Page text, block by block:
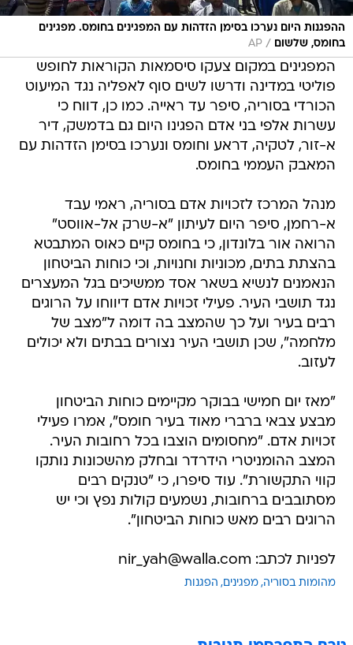
ההפגנות היום נערכו בסימן הזדהות עם המפגינים בחומס. מפגינים
בחומס, שלשום
/
AP
המפגינים במקום צעקו סיסמאות הקוראות לחופש
פוליטי במדינה ודרשו לשים סוף לאפליה נגד המיעוט
הכורדי בסוריה, סיפר עד ראייה. כמו כן, דווח כי
עשרות אלפי בני אדם הפגינו היום גם בדמשק, דיר
א-זור, לטקיה, דראע וחומס ונערכו בסימן הזדהות עם
המאבק העממי בחומס.
מנהל המרכז לזכויות אדם בסוריה, ראמי עבד
א-רחמן, סיפר היום לעיתון "א-שרק אל-אווסט"
הרואה אור בלונדון, כי בחומס קיים כאוס המתבטא
בהצתת בתים, מכוניות וחנויות, וכי כוחות הביטחון
הנאמנים לנשיא בשאר אסד ממשיכים בגל המעצרים
נגד תושבי העיר. פעילי זכויות אדם דיווחו על הרוגים
רבים בעיר ועל כך שהמצב בה דומה ל"מצב של
מלחמה", שכן תושבי העיר נצורים בבתים ולא יכולים
לעזוב.
"מאז יום חמישי בבוקר מקיימים כוחות הביטחון
מבצע צבאי ברברי מאוד בעיר חומס", אמרו פעילי
זכויות אדם. "מחסומים הוצבו בכל רחובות העיר.
המצב ההומניטרי הידרדר ובחלק מהשכונות נותקו
קווי התקשורת". עוד סיפרו, כי "טנקים רבים
מסתובבים ברחובות, נשמעים קולות נפץ וכי יש
הרוגים רבים מאש כוחות הביטחון".
לפניות לכתב: nir_yah@walla.com
מהומות בסוריה מפגינים הפגנות